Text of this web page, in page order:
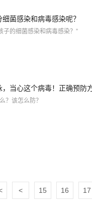
菌感染和病毒感染呢？
子的细菌感染和病毒感染？”
，当心这个病毒！正确预防
？该怎么防？
< 15 16 17